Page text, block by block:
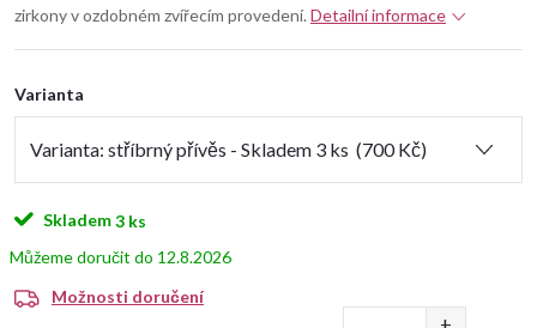
zirkony v ozdobném zvířecím provedení. Detailní informace
Varianta
Skladem3 ks
12.8.2026
Možnosti doručení